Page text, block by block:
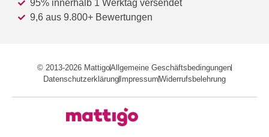
95% innerhalb 1 Werktag versendet
9,6 aus 9.800+ Bewertungen
© 2013-2026 MattigoAllgemeine Geschäftsbedingungen
Datenschutzerklärung ImpressumWiderrufsbelehrung